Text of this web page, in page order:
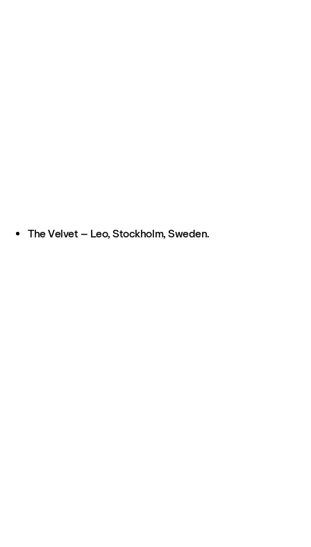
The Velvet – Leo, Stockholm, Sweden.